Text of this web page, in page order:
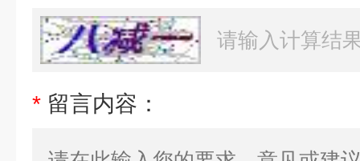
* 留言内容：